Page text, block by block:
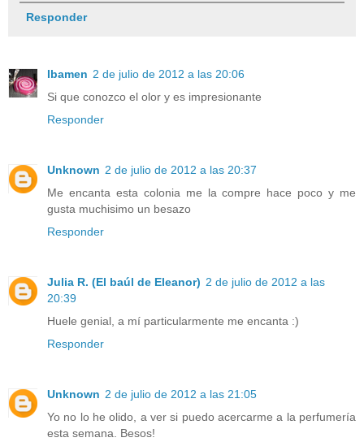
Responder
Ibamen 2 de julio de 2012 a las 20:06
Si que conozco el olor y es impresionante
Responder
Unknown 2 de julio de 2012 a las 20:37
Me encanta esta colonia me la compre hace poco y me
gusta muchisimo un besazo
Responder
Julia R. (El baúl de Eleanor) 2 de julio de 2012 a las
20:39
Huele genial, a mí particularmente me encanta :)
Responder
Unknown 2 de julio de 2012 a las 21:05
Yo no lo he olido, a ver si puedo acercarme a la perfumería
esta semana. Besos!